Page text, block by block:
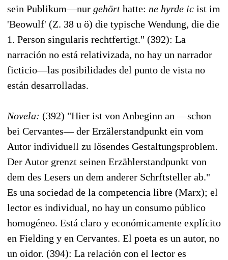
sein Publikum—nur gehört hatte: ne hyrde ic ist im
'Beowulf' (Z. 38 u ö) die typische Wendung, die die
1. Person singularis rechtfertigt." (392): La
narración no está relativizada, no hay un narrador
ficticio—las posibilidades del punto de vista no
están desarrolladas.
Novela: (392) "Hier ist von Anbeginn an —schon
bei Cervantes— der Erzälerstandpunkt ein vom
Autor individuell zu lösendes Gestaltungsproblem.
Der Autor grenzt seinen Erzählerstandpunkt von
dem des Lesers un dem anderer Schrftsteller ab."
Es una sociedad de la competencia libre (Marx); el
lector es individual, no hay un consumo público
homogéneo. Está claro y económicamente explícito
en Fielding y en Cervantes. El poeta es un autor, no
un oidor. (394): La relación con el lector es